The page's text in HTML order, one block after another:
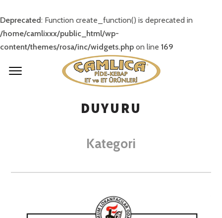
Deprecated: Function create_function() is deprecated in
/home/camlixxx/public_html/wp-
content/themes/rosa/inc/widgets.php on line 169
DUYURU
Kategori